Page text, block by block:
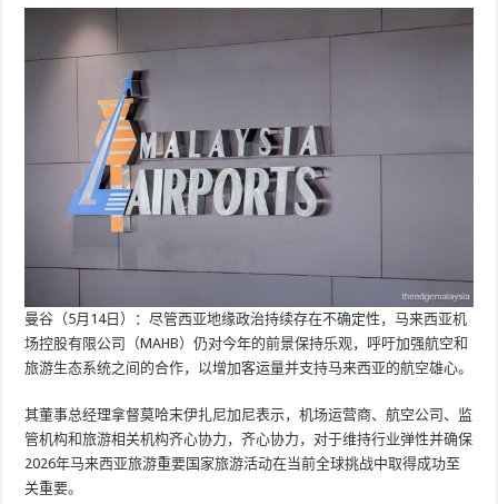
曼谷（5月14日）：尽管西亚地缘政治持续存在不确定性，马来西亚机
场控股有限公司（MAHB）仍对今年的前景保持乐观，呼吁加强航空和
旅游生态系统之间的合作，以增加客运量并支持马来西亚的航空雄心。
其董事总经理拿督莫哈末伊扎尼加尼表示，机场运营商、航空公司、监
管机构和旅游相关机构齐心协力，齐心协力，对于维持行业弹性并确保
2026年马来西亚旅游重要国家旅游活动在当前全球挑战中取得成功至
关重要。